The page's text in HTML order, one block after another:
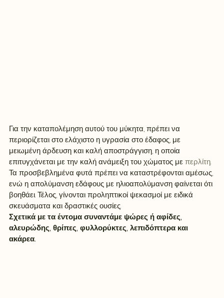
Για την καταπολέμηση αυτού του μύκητα, πρέπει να
περιορίζεται στο ελάχιστο η υγρασία στο έδαφος, με
μειωμένη άρδευση και καλή αποστράγγιση, η οποία
επιτυγχάνεται με την καλή ανάμειξη του χώματος με περλίτη.
Τα προσβεβλημένα φυτά πρέπει να καταστρέφονται αμέσως,
ενώ η απολύμανση εδάφους με ηλιοαπολύμανση φαίνεται ότι
βοηθάει. Τέλος, γίνονται προληπτικοί ψεκασμοί με ειδικά
σκευάσματα και δραστικές ουσίες.
Σχετικά με τα έντομα συναντάμε ψώρες ή αφίδες,
αλευρώδης, θρίπες, φυλλορύκτες, λεπιδόπτερα και
ακάρεα.